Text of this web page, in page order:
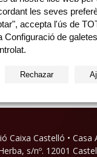
Nodus 2022 Ajuntament
– Fundació Caixa
amb els músics David
Caixa Castelló • Casa
s/nº. 12001
les seves
accepta l'ús de
Configuració de
Rechazar